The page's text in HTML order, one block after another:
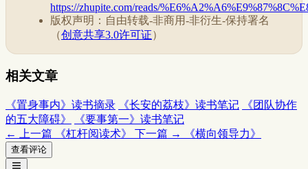
https://zhupite.com/reads/
版权声明：自由转载-非商用-非衍生-保持署名
（创意共享3.0许可证）
相关文章
《置身事内》读书摘录 《长安的荔枝》读书笔记
《团队协作
的五大障碍》
《要事第一》读书笔记
← 上一篇
《杠杆阅读术》 下一篇 → 《横向领导力》
查看评论